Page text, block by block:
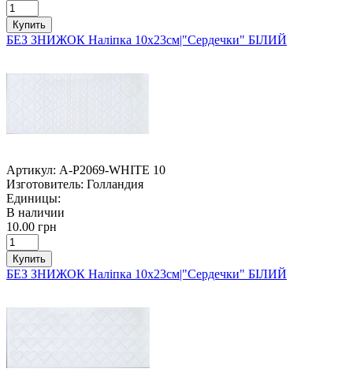
Купить
БЕЗ ЗНИЖОК Наліпка 10х23см|"Сердечки" БІЛИЙ
Артикул: A-P2069-WHITE 10
Изготовитель: Голландия
Единицы:
В наличии
10.00 грн
Купить
БЕЗ ЗНИЖОК Наліпка 10х23см|"Сердечки" БІЛИЙ